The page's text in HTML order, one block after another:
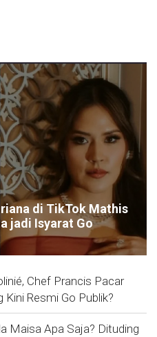
di TikTok Mathis
jadi Isyarat Go
Chef Prancis Pacar
Kini Resmi Go Publik?
Maisa Apa Saja? Dituding